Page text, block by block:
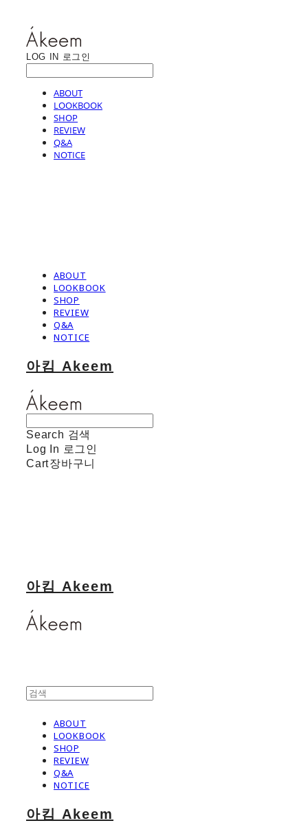
LOG IN 로그인
ABOUT
LOOKBOOK
SHOP
REVIEW
Q&A
NOTICE
ABOUT
LOOKBOOK
SHOP
REVIEW
Q&A
NOTICE
아킴 Akeem
Search 검색
Log In 로그인
Cart장바구니
아킴 Akeem
ABOUT
LOOKBOOK
SHOP
REVIEW
Q&A
NOTICE
아킴 Akeem